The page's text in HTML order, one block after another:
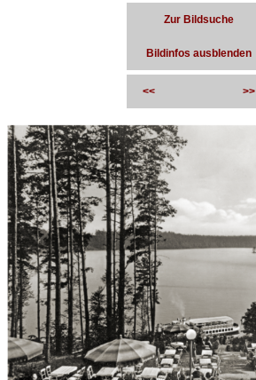
Zur Bildsuche
Bildinfos ausblenden
<< >>